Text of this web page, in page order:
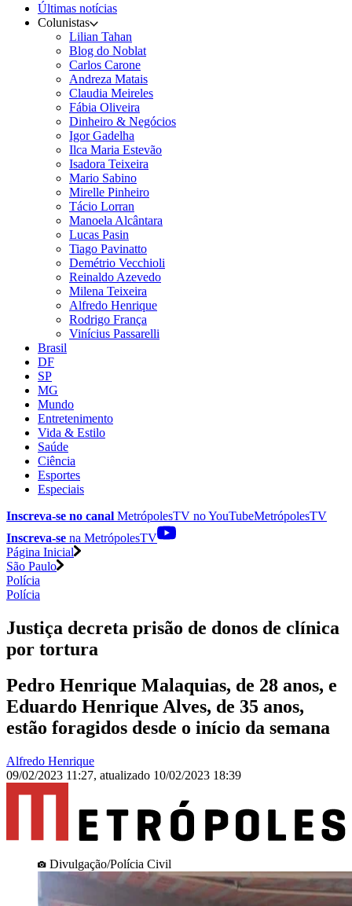
Últimas notícias
Colunistas
Lilian Tahan
Blog do Noblat
Carlos Carone
Andreza Matais
Claudia Meireles
Fábia Oliveira
Dinheiro & Negócios
Igor Gadelha
Ilca Maria Estevão
Isadora Teixeira
Mario Sabino
Mirelle Pinheiro
Tácio Lorran
Manoela Alcântara
Lucas Pasin
Tiago Pavinatto
Demétrio Vecchioli
Reinaldo Azevedo
Milena Teixeira
Alfredo Henrique
Rodrigo França
Vinícius Passarelli
Brasil
DF
SP
MG
Mundo
Entretenimento
Vida & Estilo
Saúde
Ciência
Esportes
Especiais
Inscreva-se no canal MetrópolesTV noYouTubeMetrópolesTV
Inscreva-se na MetrópolesTV
Página Inicial
São Paulo
Polícia
Polícia
Justiça decreta prisão de donos de clínica
por tortura
Pedro Henrique Malaquias, de 28 anos, e
Eduardo Henrique Alves, de 35 anos,
estão foragidos desde o início da semana
Alfredo Henrique
09/02/2023 11:27, atualizado 10/02/2023 18:39
Divulgação/Polícia Civil